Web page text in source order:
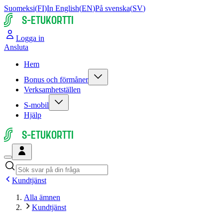
Suomeksi(FI)In English(EN)På svenska(SV)
S-ETUKORTTI
Logga in
Ansluta
Hem
Bonus och förmåner
Verksamhetställen
S-mobil
Hjälp
S-ETUKORTTI
Kundtjänst
Alla ämnen
Kundtjänst